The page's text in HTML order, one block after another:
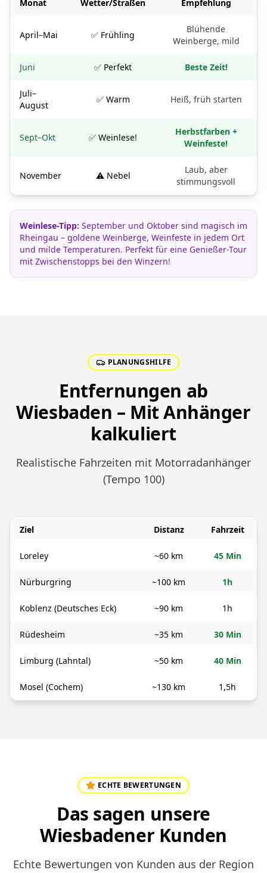
Monat Wetter/Straßen Empfehlung
April–Mai ✅ Frühling
Blühende
Weinberge, mild
Juni ✅ Perfekt Beste Zeit!
Juli–
August
✅ Warm Heiß, früh starten
Sept–Okt ✅ Weinlese!
Herbstfarben +
Weinfeste!
November ⚠️ Nebel
Laub, aber
stimmungsvoll
Weinlese-Tipp: September und Oktober sind magisch im
Rheingau – goldene Weinberge, Weinfeste in jedem Ort
und milde Temperaturen. Perfekt für eine Genießer-Tour
mit Zwischenstopps bei den Winzern!
PLANUNGSHILFE
Entfernungen ab
Wiesbaden – Mit Anhänger
kalkuliert
Realistische Fahrzeiten mit Motorradanhänger
(Tempo 100)
Ziel Distanz Fahrzeit
Loreley ~60 km 45 Min
Nürburgring ~100 km 1h
Koblenz (Deutsches Eck) ~90 km 1h
Rüdesheim ~35 km 30 Min
Limburg (Lahntal) ~50 km 40 Min
Mosel (Cochem) ~130 km 1,5h
ECHTE BEWERTUNGEN
Das sagen unsere
Wiesbadener Kunden
Echte Bewertungen von Kunden aus der Region